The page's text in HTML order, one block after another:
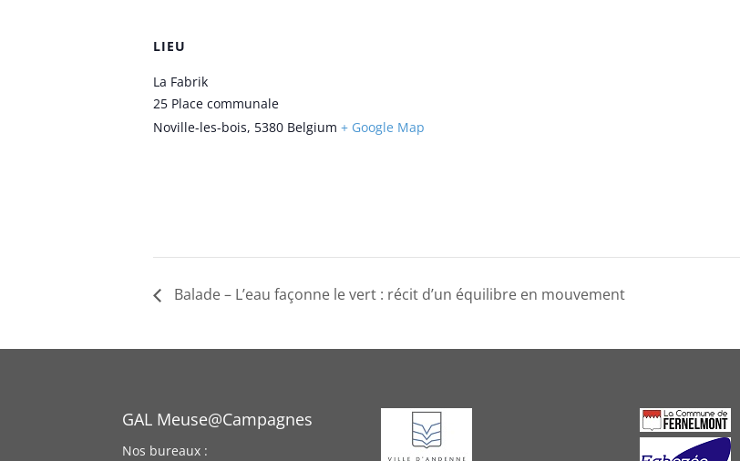
LIEU
La Fabrik
25 Place communale
Noville-les-bois, 5380 Belgium + Google Map
Balade – L’eau façonne le vert : récit d’un équilibre en mouvement
GAL Meuse@Campagnes
Nos bureaux :